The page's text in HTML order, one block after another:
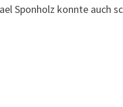
Sponholz konnte auch